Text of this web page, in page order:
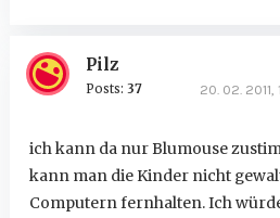
Pilz
Posts: 37 20. 02. 2011,
ich kann da nur Blumouse
kann man die Kinder nicht
Computern fernhalten. Ich